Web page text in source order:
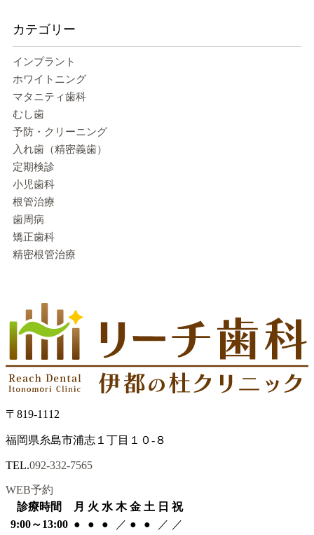
カテゴリー
インプラント
ホワイトニング
マタニティ歯科
むし歯
予防・クリーニング
入れ歯（精密義歯）
定期検診
小児歯科
根管治療
歯周病
矯正歯科
精密根管治療
〒819-1112
福岡県糸島市浦志１丁目１０-８
TEL.092-332-7565
WEB予約
診療時間
月 火 水 木 金 土 日 祝
9:00～13:00 ● ● ● ／ ● ● ／ ／